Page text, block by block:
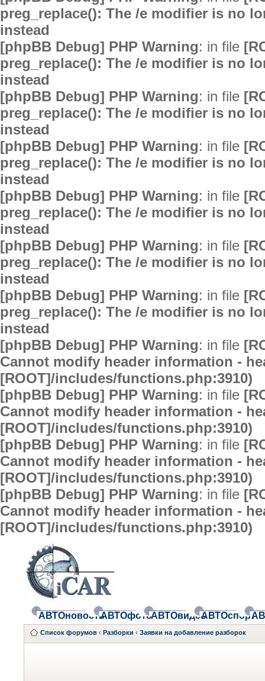
preg_replace(): The /e modifier is no
instead
[phpBB Debug] PHP Warning: in file
preg_replace(): The /e modifier is no
instead
[phpBB Debug] PHP Warning: in file
preg_replace(): The /e modifier is no
instead
[phpBB Debug] PHP Warning: in file
preg_replace(): The /e modifier is no
instead
[phpBB Debug] PHP Warning: in file
preg_replace(): The /e modifier is no
instead
[phpBB Debug] PHP Warning: in file
preg_replace(): The /e modifier is no
instead
[phpBB Debug] PHP Warning: in file
preg_replace(): The /e modifier is no
instead
[phpBB Debug] PHP Warning: in file
Cannot modify header information -
[ROOT]/includes/functions.php:3910)
[phpBB Debug] PHP Warning: in file
Cannot modify header information -
[ROOT]/includes/functions.php:3910)
[phpBB Debug] PHP Warning: in file
Cannot modify header information -
[ROOT]/includes/functions.php:3910)
[phpBB Debug] PHP Warning: in file
Cannot modify header information -
[ROOT]/includes/functions.php:3910)
АВТОновостиАВТОфотоАВТОвидеоАВТОспорт
Список форумов ‹ Разборки ‹ Заявки на добавление разборок